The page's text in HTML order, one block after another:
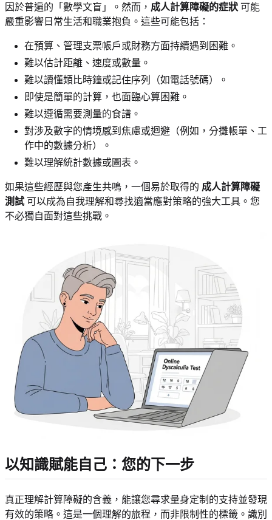
因於普遍的「數學文盲」。然而， 成人計算障礙的症狀 可能
嚴重影響日常生活和職業抱負。這些可能包括：
在預算、管理支票帳戶或財務方面持續遇到困難。
難以估計距離、速度或數量。
難以讀懂類比時鐘或記住序列（如電話號碼）。
即使是簡單的計算，也面臨心算困難。
難以遵循需要測量的食譜。
對涉及數字的情境感到焦慮或迴避（例如，分攤帳單、工
作中的數據分析）。
難以理解統計數據或圖表。
如果這些經歷與您產生共鳴，一個易於取得的 成人計算障礙
測試 可以成為自我理解和尋找適當應對策略的強大工具。您
不必獨自面對這些挑戰。
以知識賦能自己：您的下一步
真正理解計算障礙的含義，能讓您尋求量身定制的支持並發現
有效的策略。這是一個理解的旅程，而非限制性的標籤。識別